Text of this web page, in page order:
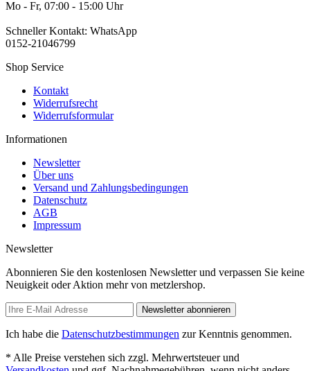
Mo - Fr, 07:00 - 15:00 Uhr
Schneller Kontakt: WhatsApp
0152-21046799
Shop Service
Kontakt
Widerrufsrecht
Widerrufsformular
Informationen
Newsletter
Über uns
Versand und Zahlungsbedingungen
Datenschutz
AGB
Impressum
Newsletter
Abonnieren Sie den kostenlosen Newsletter und verpassen Sie keine
Neuigkeit oder Aktion mehr von metzlershop.
Newsletter abonnieren
Ich habe die Datenschutzbestimmungen zur Kenntnis genommen.
* Alle Preise verstehen sich zzgl. Mehrwertsteuer und